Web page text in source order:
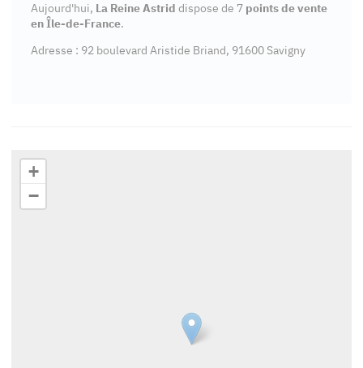
Aujourd'hui, La Reine Astrid dispose de 7 points de vente
en Île-de-France.
Adresse : 92 boulevard Aristide Briand, 91600 Savigny
+
−